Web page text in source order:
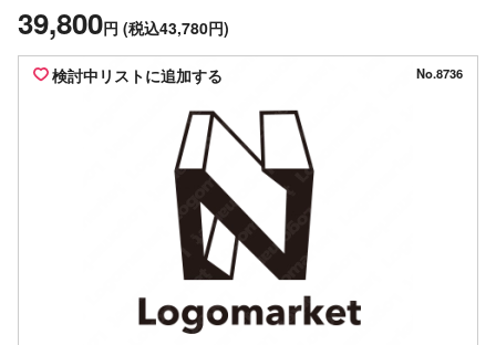
39,800円 (税込43,780円)
検討中リストに追加する No.8736